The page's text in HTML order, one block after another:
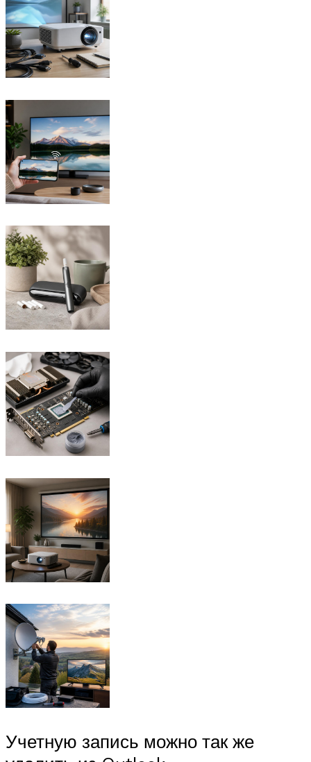
Учетную запись можно так же